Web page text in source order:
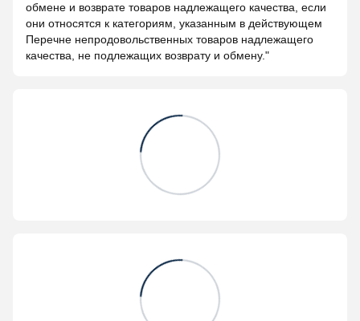
обмене и возврате товаров надлежащего качества, если
они относятся к категориям, указанным в действующем
Перечне непродовольственных товаров надлежащего
качества, не подлежащих возврату и обмену."